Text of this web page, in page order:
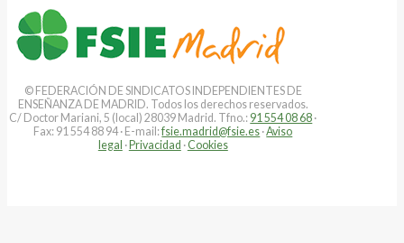
© FEDERACIÓN DE SINDICATOS INDEPENDIENTES DE
ENSEÑANZA DE MADRID. Todos los derechos reservados.
C/ Doctor Mariani, 5 (local) 28039 Madrid. Tfno.: 91 554 08 68 ·
Fax: 91 554 88 94 · E-mail:fsie.madrid@fsie.es ·Aviso
legal ·Privacidad · Cookies